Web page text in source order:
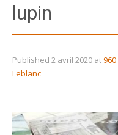
lupin
Published 2 avril 2020 at960
Leblanc